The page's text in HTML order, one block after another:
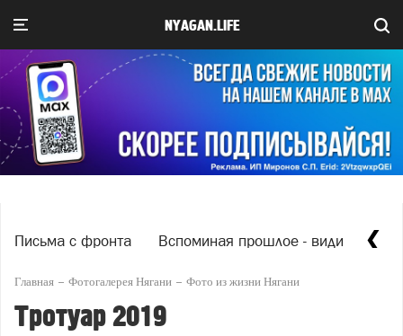
NYAGAN.LIFE
Письма с фронта Вспоминая прошлое - видим
Главная Фотогалерея Нягани Фото из жизни Нягани
Тротуар 2019